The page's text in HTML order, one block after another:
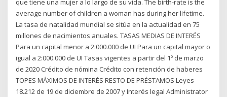
que tiene una mujer a lo largo de su vida. The birth-rate is the
average number of children a woman has during her lifetime.
La tasa de natalidad mundial se sitúa en la actualidad en 75
millones de nacimientos anuales. TASAS MEDIAS DE INTERÉS
Para un capital menor a 2:000.000 de UI Para un capital mayor o
igual a 2:000.000 de UI Tasas vigentes a partir del 1º de marzo
de 2020 Crédito de nómina Crédito con retención de haberes
TOPES MÁXIMOS DE INTERÉS RESTO DE PRÉSTAMOS Leyes
18.212 de 19 de diciembre de 2007 y Interés legal Administrator